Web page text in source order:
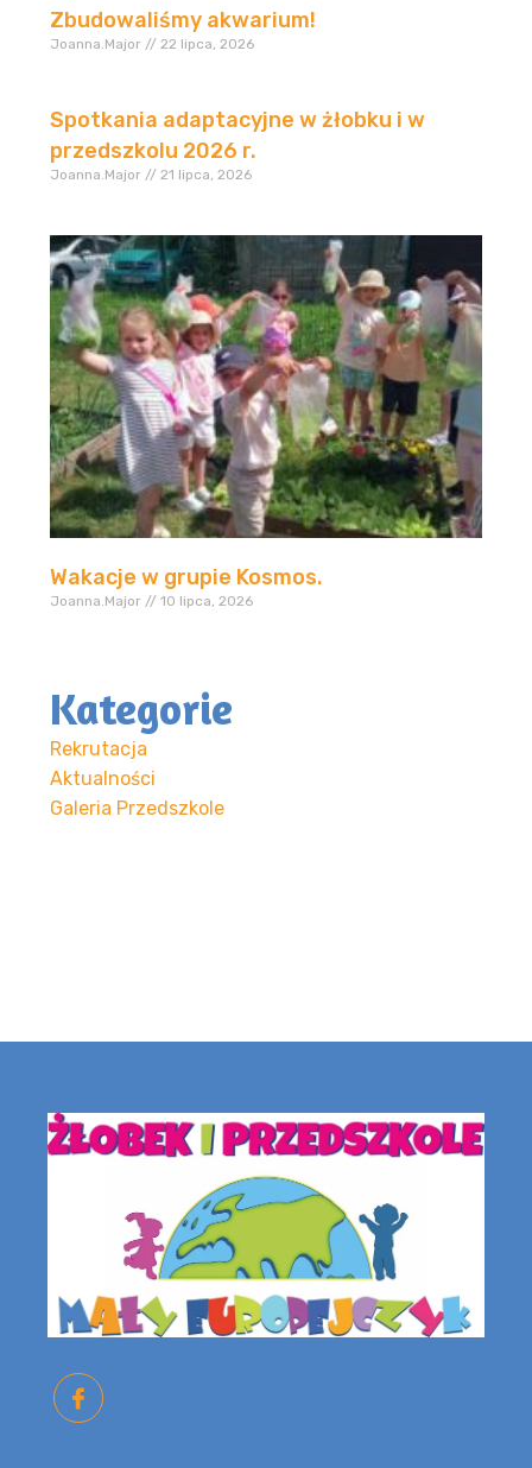
Zbudowaliśmy akwarium!
Joanna.Major 22 lipca, 2026
Spotkania adaptacyjne w żłobku i w
przedszkolu 2026 r.
Joanna.Major 21 lipca, 2026
Wakacje w grupie Kosmos.
Joanna.Major 10 lipca, 2026
Kategorie
Rekrutacja
Aktualności
Galeria Przedszkole